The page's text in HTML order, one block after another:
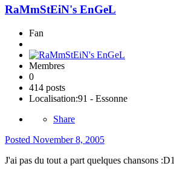
RaMmStEiN's EnGeL
Fan
Membres
0
414 posts
Localisation:91 - Essonne
Share
Posted November 8, 2005
J'ai pas du tout a part quelques chansons :D1